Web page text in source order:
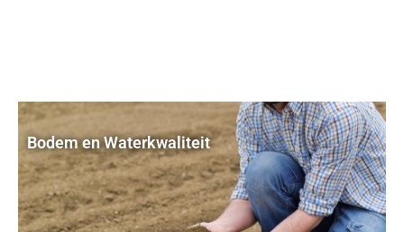
Bodem en Waterkwaliteit